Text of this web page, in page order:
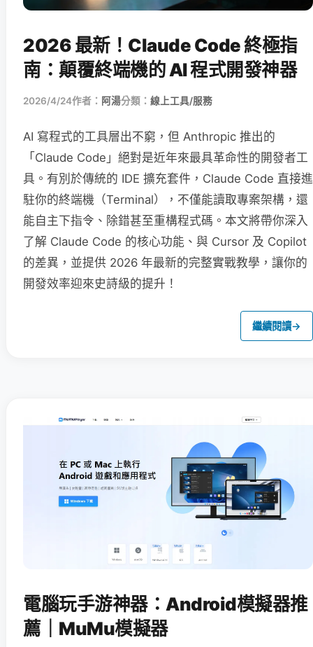
2026 最新！Claude Code 終極指
南：顛覆終端機的 AI 程式開發神器
2026/4/24作者： 阿湯分類： 線上工具/服務
AI 寫程式的工具層出不窮，但 Anthropic 推出的
「Claude Code」絕對是近年來最具革命性的開發者工
具。有別於傳統的 IDE 擴充套件，Claude Code 直接進
駐你的終端機（Terminal），不僅能讀取專案架構，還
能自主下指令、除錯甚至重構程式碼。本文將帶你深入
了解 Claude Code 的核心功能、與 Cursor 及 Copilot
的差異，並提供 2026 年最新的完整實戰教學，讓你的
開發效率迎來史詩級的提升！
繼續閱讀→
電腦玩手游神器：Android模擬器推
薦｜MuMu模擬器